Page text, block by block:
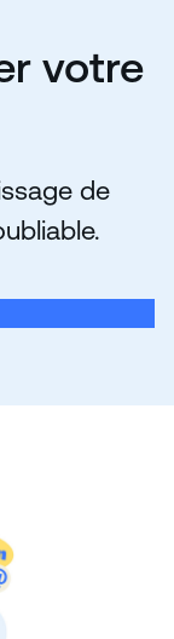
votre
de